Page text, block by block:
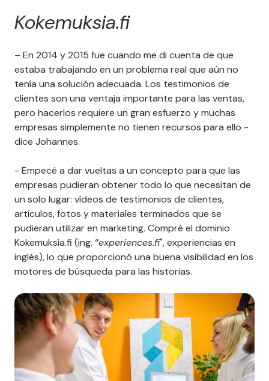
Kokemuksia.fi
– En 2014 y 2015 fue cuando me di cuenta de que
estaba trabajando en un problema real que aún no
tenía una solución adecuada. Los testimonios de
clientes son una ventaja importante para las ventas,
pero hacerlos requiere un gran esfuerzo y muchas
empresas simplemente no tienen recursos para ello -
dice Johannes.
- Empecé a dar vueltas a un concepto para que las
empresas pudieran obtener todo lo que necesitan de
un solo lugar: vídeos de testimonios de clientes,
artículos, fotos y materiales terminados que se
pudieran utilizar en marketing. Compré el dominio
Kokemuksia.fi (ing. “experiences.fi", experiencias en
inglés), lo que proporcionó una buena visibilidad en los
motores de búsqueda para las historias.